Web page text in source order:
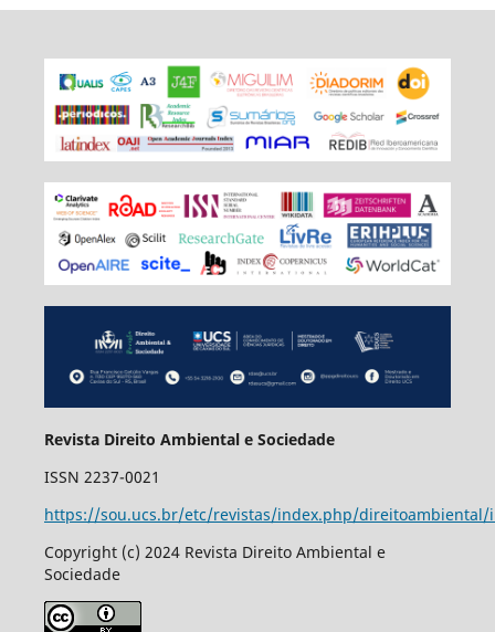
Revista Direito Ambiental e Sociedade
ISSN 2237-0021
https://sou.ucs.br/etc/revistas/index.php/direitoambiental/
Copyright (c) 2024 Revista Direito Ambiental e
Sociedade